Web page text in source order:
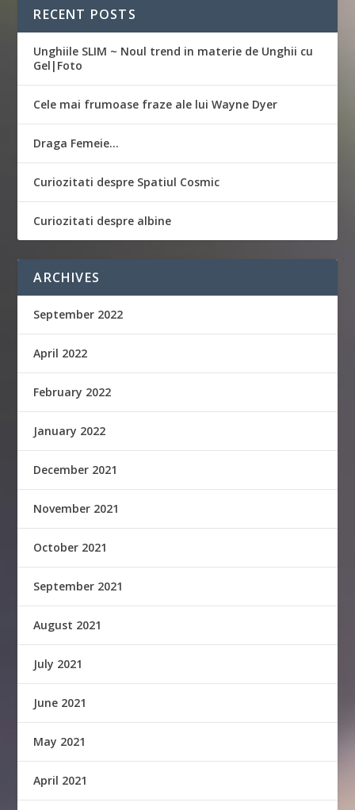
RECENT POSTS
Unghiile SLIM ~ Noul trend in materie de Unghii cu
Gel|Foto
Cele mai frumoase fraze ale lui Wayne Dyer
Draga Femeie…
Curiozitati despre Spatiul Cosmic
Curiozitati despre albine
ARCHIVES
September 2022
April 2022
February 2022
January 2022
December 2021
November 2021
October 2021
September 2021
August 2021
July 2021
June 2021
May 2021
April 2021